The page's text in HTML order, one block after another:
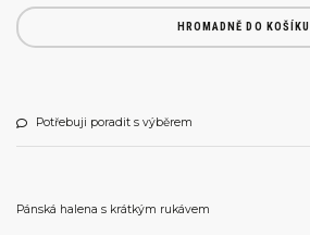
HROMADNĚ DO KOŠÍKU
Potřebuji poradit s výběrem
Pánská halena s krátkým rukávem